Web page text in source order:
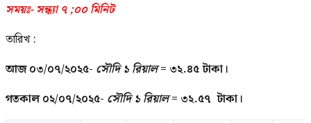
সময়ঃ- সন্ধ্যা ৭ ;০০ মিনিট
তারিখ :
আজ ০৩/০৭/২০২৫- সৌদি ১ রিয়াল= ৩২.৪৫টাকা।
গতকাল ০২/০৭/২০২৫- সৌদি ১ রিয়াল= ৩২.৫৭ টাকা।